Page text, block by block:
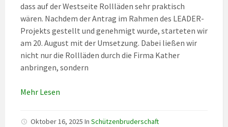
dass auf der Westseite Rollläden sehr praktisch
wären. Nachdem der Antrag im Rahmen des LEADER-
Projekts gestellt und genehmigt wurde, starteten wir
am 20. August mit der Umsetzung. Dabei ließen wir
nicht nur die Rollläden durch die Firma Kather
anbringen, sondern
Mehr Lesen
Oktober 16, 2025 In Schützenbruderschaft